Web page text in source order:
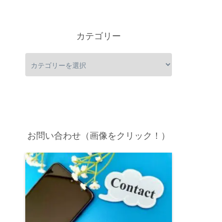
カテゴリー
お問い合わせ（画像をクリック！）